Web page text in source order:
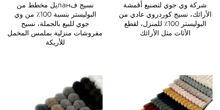
شركة وي جوي لتصنيع أقمشة
الأرائك، نسيج كوردروي عادي من
البوليستر 100٪ للمنزل، لقطع
الأثاث مثل الأرائك
نسيج فланيل مخطط من
البوليستر بنسبة 100٪ من وي
جوي للبيع بالجملة، نسيج
مفروشات منزلية بملمس المخمل
للأريكة